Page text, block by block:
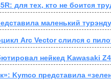
для тех, кто не боится
маленький
Arc Vector слился с
нейкед Kawasaki
Kymco представила